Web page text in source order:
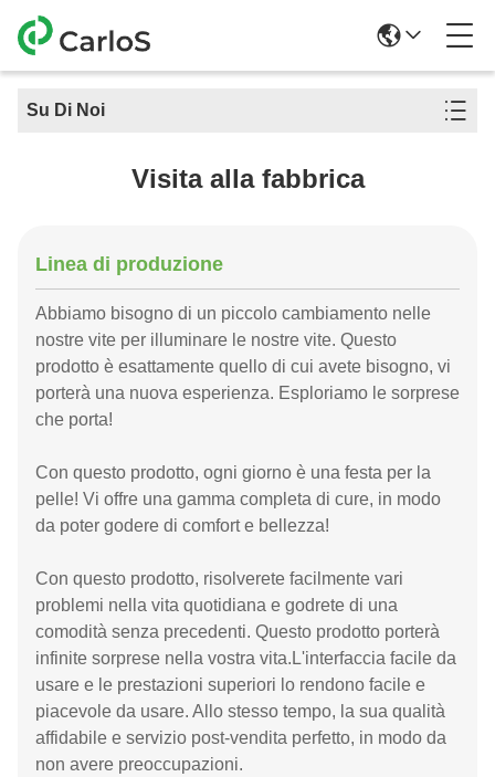
Su Di Noi
Visita alla fabbrica
Linea di produzione
Abbiamo bisogno di un piccolo cambiamento nelle
nostre vite per illuminare le nostre vite. Questo
prodotto è esattamente quello di cui avete bisogno, vi
porterà una nuova esperienza. Esploriamo le sorprese
che porta!
Con questo prodotto, ogni giorno è una festa per la
pelle! Vi offre una gamma completa di cure, in modo
da poter godere di comfort e bellezza!
Con questo prodotto, risolverete facilmente vari
problemi nella vita quotidiana e godrete di una
comodità senza precedenti. Questo prodotto porterà
infinite sorprese nella vostra vita.L'interfaccia facile da
usare e le prestazioni superiori lo rendono facile e
piacevole da usare. Allo stesso tempo, la sua qualità
affidabile e servizio post-vendita perfetto, in modo da
non avere preoccupazioni.